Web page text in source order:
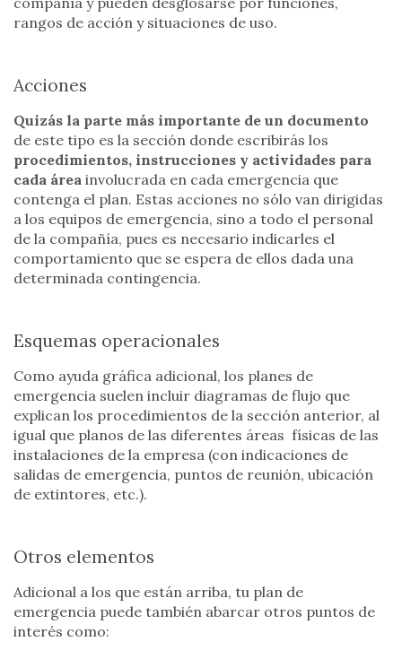
rangos de acción y situaciones de uso.
Acciones
Quizás la parte más importante de un documento
de este tipo es la sección donde escribirás los
procedimientos, instrucciones y actividades para
cada área involucrada en cada emergencia que
contenga el plan. Estas acciones no sólo van dirigidas
a los equipos de emergencia, sino a todo el personal
de la compañía, pues es necesario indicarles el
comportamiento que se espera de ellos dada una
determinada contingencia.
Esquemas operacionales
Como ayuda gráfica adicional, los planes de
emergencia suelen incluir diagramas de flujo que
explican los procedimientos de la sección anterior, al
igual que planos de las diferentes áreas físicas de las
instalaciones de la empresa (con indicaciones de
salidas de emergencia, puntos de reunión, ubicación
de extintores, etc.).
Otros elementos
Adicional a los que están arriba, tu plan de
emergencia puede también abarcar otros puntos de
interés como: